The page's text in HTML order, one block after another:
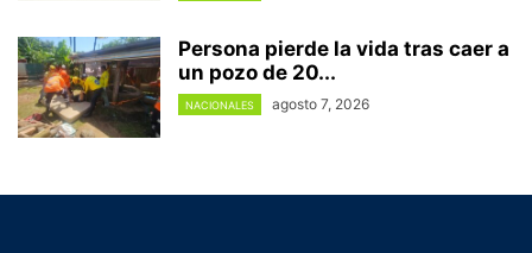
Persona pierde la vida tras caer a
un pozo de 20...
NACIONALES agosto 7, 2026